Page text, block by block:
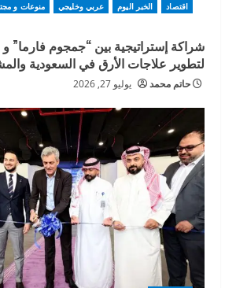
اقتصاد الخبر اليوم عربي وخليجي منوعات و
شراكة إستراتيجية بين “جمجوم فارما” و
لتطوير علاجات الأرق في السعودية
حاتم محمد يوليو 27, 2026